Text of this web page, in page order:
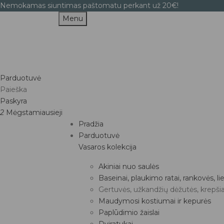
Nemokamas siuntimas paštomatu perkant už 20€!
Menu
Parduotuvė
Paieška
Paskyra
2 Mėgstamiausieji
Pradžia
Parduotuvė
Vasaros kolekcija
Akiniai nuo saulės
Baseinai, plaukimo ratai, rankovės,
Gertuvės, užkandžių dėžutės,
Maudymosi kostiumai ir kepurės
Paplūdimio žaislai